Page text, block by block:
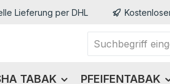
Lieferung per DHL
TABAK PFEIFENTABAK